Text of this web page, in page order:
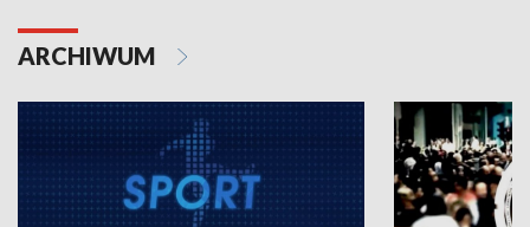
ARCHIWUM